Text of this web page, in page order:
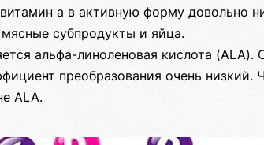
а в активную форму довольно
субпродукты и яйца.
альфа-линоленовая кислота (ALA).
преобразования очень низкий.
ALA.